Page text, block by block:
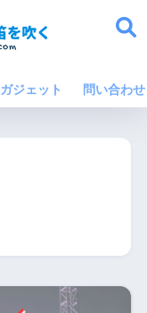
ガジェット 問い合わせ